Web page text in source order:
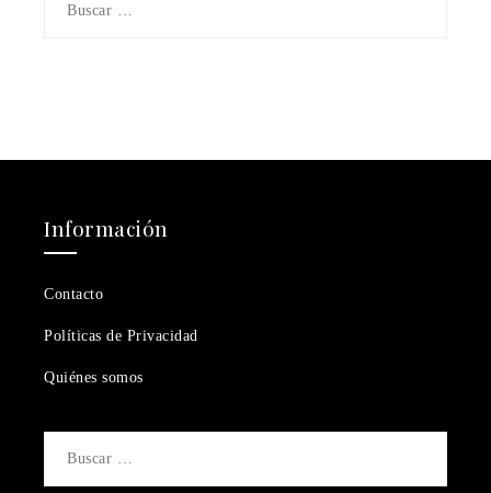
Información
Contacto
Políticas de Privacidad
Quiénes somos